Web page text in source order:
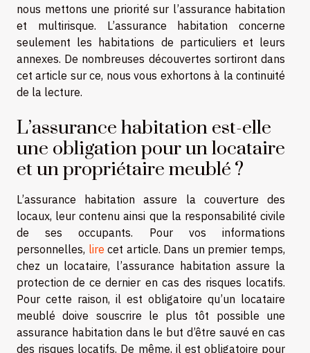
nous mettons une priorité sur l’assurance habitation
et multirisque. L’assurance habitation concerne
seulement les habitations de particuliers et leurs
annexes. De nombreuses découvertes sortiront dans
cet article sur ce, nous vous exhortons à la continuité
de la lecture.
L’assurance habitation est-elle
une obligation pour un locataire
et un propriétaire meublé ?
L’assurance habitation assure la couverture des
locaux, leur contenu ainsi que la responsabilité civile
de ses occupants. Pour vos informations
personnelles, lire cet article. Dans un premier temps,
chez un locataire, l’assurance habitation assure la
protection de ce dernier en cas des risques locatifs.
Pour cette raison, il est obligatoire qu’un locataire
meublé doive souscrire le plus tôt possible une
assurance habitation dans le but d’être sauvé en cas
des risques locatifs. De même, il est obligatoire pour